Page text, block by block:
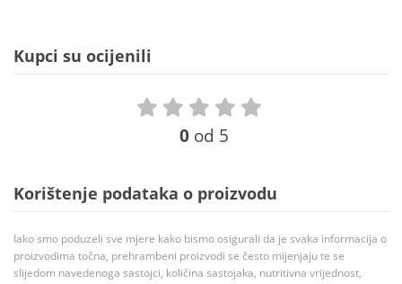
Kupci su ocijenili
0 od 5
Korištenje podataka o proizvodu
Iako smo poduzeli sve mjere kako bismo osigurali da je svaka informacija o
proizvodima točna, prehrambeni proizvodi se često mijenjaju te se
slijedom navedenoga sastojci, količina sastojaka, nutritivna vrijednost,